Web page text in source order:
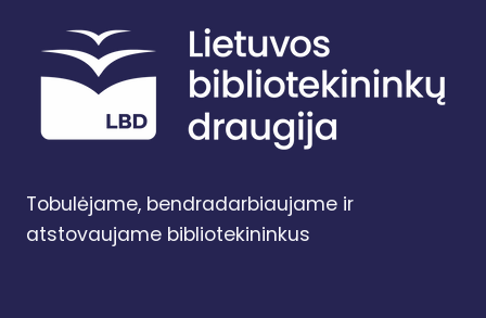
Tobulėjame, bendradarbiaujame ir
atstovaujame bibliotekininkus